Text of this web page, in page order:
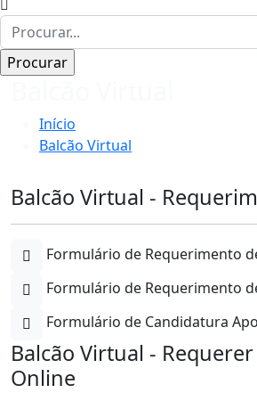
Início
Balcão Virtual
Balcão Virtual -
Formulário de Requerimento
Formulário de Requerimento
Formulário de Candidatura
Balcão Virtual -
Online